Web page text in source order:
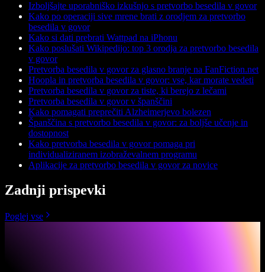
Izboljšajte uporabniško izkušnjo s pretvorbo besedila v govor
Kako po operaciji sive mrene brati z orodjem za pretvorbo
besedila v govor
Kako si dati prebrati Wattpad na iPhonu
Kako poslušati Wikipedijo: top 3 orodja za pretvorbo besedila
v govor
Pretvorba besedila v govor za glasno branje na FanFiction.net
Hoopla in pretvorba besedila v govor: vse, kar morate vedeti
Pretvorba besedila v govor za tiste, ki berejo z lečami
Pretvorba besedila v govor v španščini
Kako pomagati preprečiti Alzheimerjevo bolezen
Španščina s pretvorbo besedila v govor: za boljše učenje in
dostopnost
Kako pretvorba besedila v govor pomaga pri
individualiziranem izobraževalnem programu
Aplikacije za pretvorbo besedila v govor za novice
Zadnji prispevki
Poglej vse